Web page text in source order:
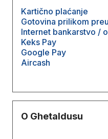
Kartično plaćanje
Gotovina prilikom
Internet bankarstvo /
Keks Pay
Google Pay
Aircash
O Ghetaldusu